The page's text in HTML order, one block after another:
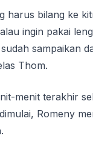
harus bilang ke
ingin pakai
sampaikan
Thom.
menit terakhir
Romeny